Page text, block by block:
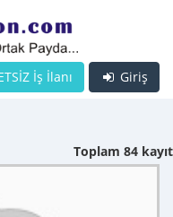
Giriş
İş İlanı
Toplam 84 kayıt